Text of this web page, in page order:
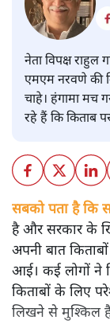
नेता विपक्ष राहुल
एमएम नरवणे की
चाहे। हंगामा मच
रहे हैं कि किताब
सबको पता है कि
है और सरकार के
अपनी बात
आई। कई लोगों ने
किताबों के लिए
लिखने से मुश्किल